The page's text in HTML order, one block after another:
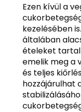
Ezen kívül a
kezelésében
általában
ételeket
emelik meg a
és teljes
hozzájárulhat